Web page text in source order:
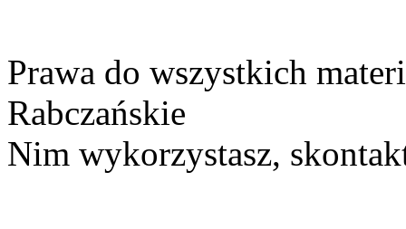
Prawa do wszystkich
Rabczańskie
Nim wykorzystasz,